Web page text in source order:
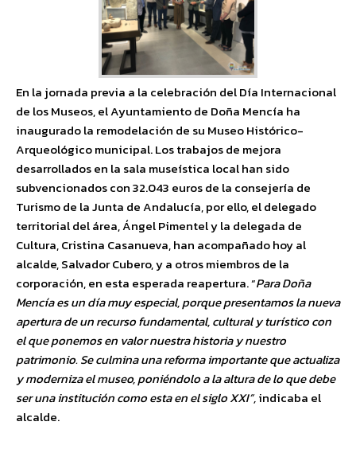
En la jornada previa a la celebración del Día Internacional
de los Museos, el Ayuntamiento de Doña Mencía ha
inaugurado la remodelación de su Museo Histórico-
Arqueológico municipal. Los trabajos de mejora
desarrollados en la sala museística local han sido
subvencionados con 32.043 euros de la consejería de
Turismo de la Junta de Andalucía, por ello, el delegado
territorial del área, Ángel Pimentel y la delegada de
Cultura, Cristina Casanueva, han acompañado hoy al
alcalde, Salvador Cubero, y a otros miembros de la
corporación, en esta esperada reapertura. “Para Doña
Mencía es un día muy especial, porque presentamos la nueva
apertura de un recurso fundamental, cultural y turístico con
el que ponemos en valor nuestra historia y nuestro
patrimonio. Se culmina una reforma importante que actualiza
y moderniza el museo, poniéndolo a la altura de lo que debe
ser una institución como esta en el siglo XXI”,indicaba el
alcalde.